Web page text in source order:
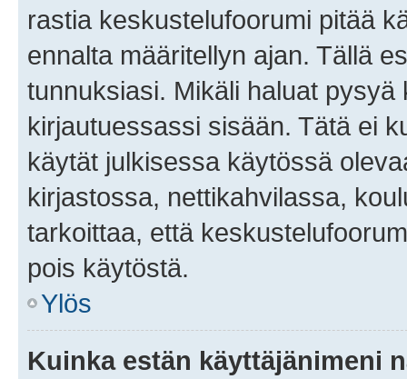
rastia keskustelufoorumi pitää
ennalta määritellyn ajan. Tällä
tunnuksiasi. Mikäli haluat
kirjautuessassi sisään. Tätä ei
käytät julkisessa käytössä
kirjastossa, nettikahvilassa,
tarkoittaa, että
pois käytöstä.
Ylös
Kuinka estän käyttäjänimeni